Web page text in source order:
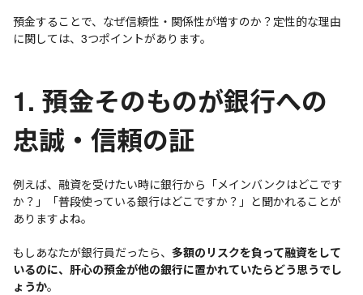
預金することで、なぜ信頼性・関係性が増すのか？定性的な理由
に関しては、3つポイントがあります。
1. 預金そのものが銀行への
忠誠・信頼の証
例えば、融資を受けたい時に銀行から「メインバンクはどこです
か？」「普段使っている銀行はどこですか？」と聞かれることが
ありますよね。
もしあなたが銀行員だったら、 多額のリスクを負って融資をして
いるのに、肝心の預金が他の銀行に置かれていたらどう思うでし
ょうか。